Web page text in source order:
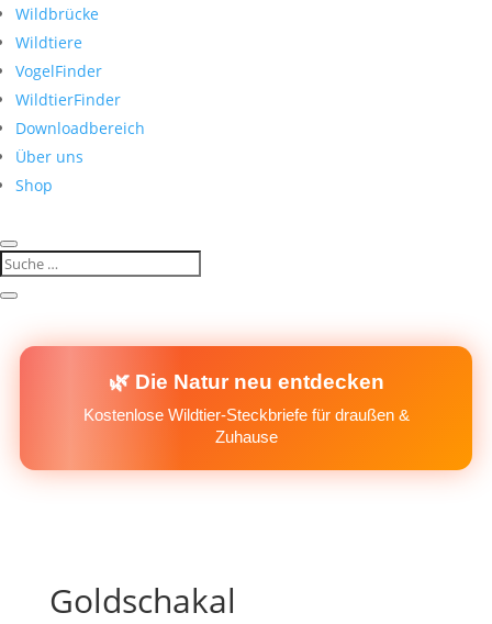
Wildbrücke
Wildtiere
VogelFinder
WildtierFinder
Downloadbereich
Über uns
Shop
🌿 Die Natur neu entdecken
Kostenlose Wildtier-Steckbriefe für draußen &
Zuhause
Goldschakal